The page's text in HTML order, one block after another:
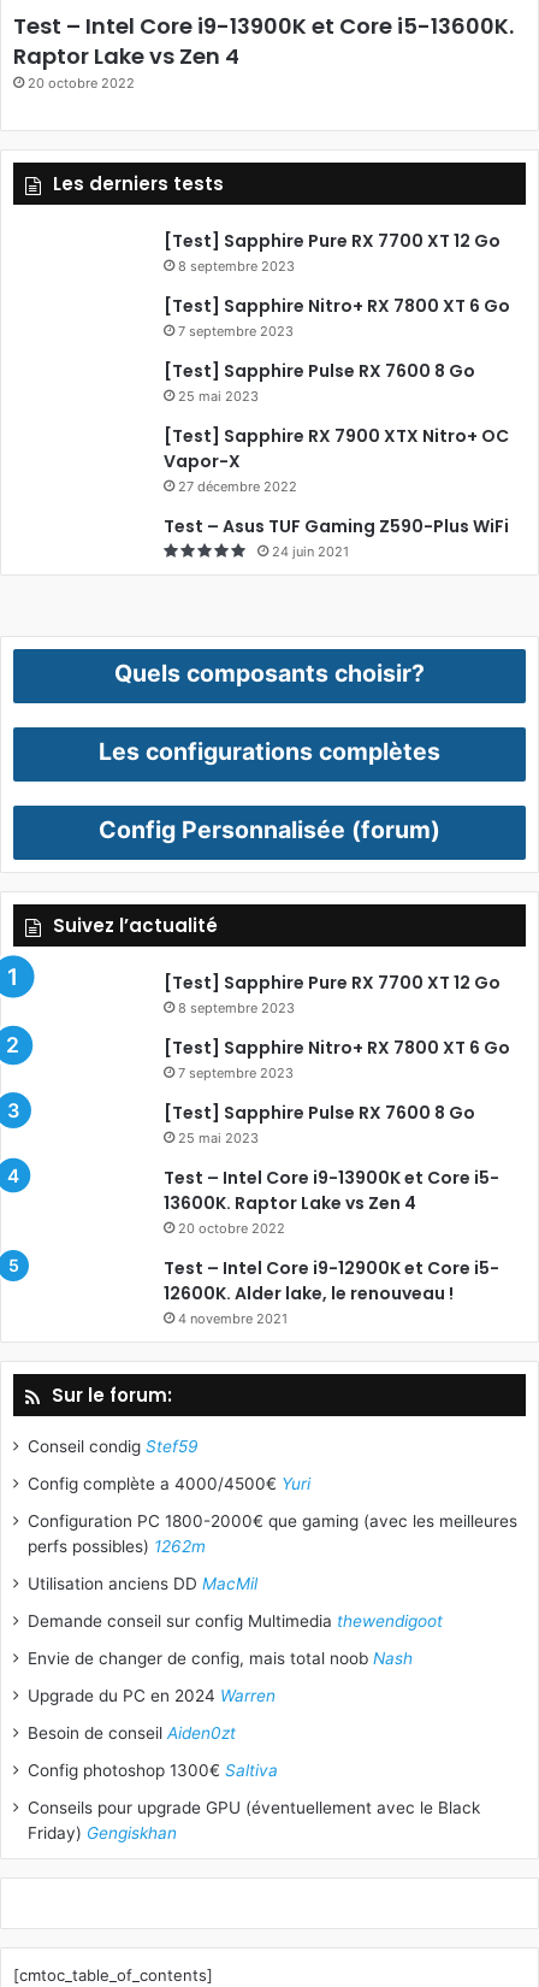
k
Test – Intel Core i9-13900K et Core i5-13600K.
Raptor Lake vs Zen 4
20 octobre 2022
Les derniers tests
[Test] Sapphire Pure RX 7700 XT 12 Go
8 septembre 2023
[Test] Sapphire Nitro+ RX 7800 XT 6 Go
7 septembre 2023
[Test] Sapphire Pulse RX 7600 8 Go
25 mai 2023
[Test] Sapphire RX 7900 XTX Nitro+ OC
Vapor-X
27 décembre 2022
Test – Asus TUF Gaming Z590-Plus WiFi
24 juin 2021
Quels composants choisir?
Les configurations complètes
Config Personnalisée (forum)
Suivez l’actualité
[Test] Sapphire Pure RX 7700 XT 12 Go
8 septembre 2023
[Test] Sapphire Nitro+ RX 7800 XT 6 Go
7 septembre 2023
[Test] Sapphire Pulse RX 7600 8 Go
25 mai 2023
Test – Intel Core i9-13900K et Core i5-
13600K. Raptor Lake vs Zen 4
20 octobre 2022
Test – Intel Core i9-12900K et Core i5-
12600K. Alder lake, le renouveau !
4 novembre 2021
Sur le forum:
Conseil condig Stef59
Config complète a 4000/4500€ Yuri
Configuration PC 1800-2000€ que gaming (avec les meilleures
perfs possibles) 1262m
Utilisation anciens DD MacMil
Demande conseil sur config Multimedia thewendigoot
Envie de changer de config, mais total noob Nash
Upgrade du PC en 2024 Warren
Besoin de conseil Aiden0zt
Config photoshop 1300€ Saltiva
Conseils pour upgrade GPU (éventuellement avec le Black
Friday) Gengiskhan
[cmtoc_table_of_contents]